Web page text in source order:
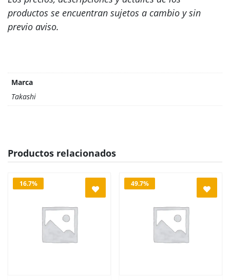
productos se encuentran sujetos a cambio y sin
previo aviso.
Marca
Takashi
Productos relacionados
16.7% 49.7%